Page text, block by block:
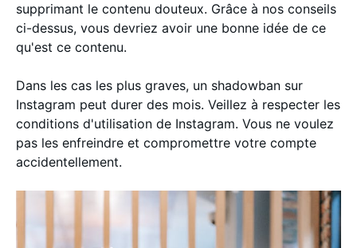
supprimant le contenu douteux. Grâce à nos conseils
ci-dessus, vous devriez avoir une bonne idée de ce
qu'est ce contenu.
Dans les cas les plus graves, un shadowban sur
Instagram peut durer des mois. Veillez à respecter les
conditions d'utilisation de Instagram. Vous ne voulez
pas les enfreindre et compromettre votre compte
accidentellement.